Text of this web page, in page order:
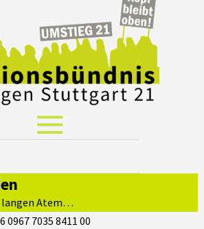
langen Atem…
0967 7035 8411 00